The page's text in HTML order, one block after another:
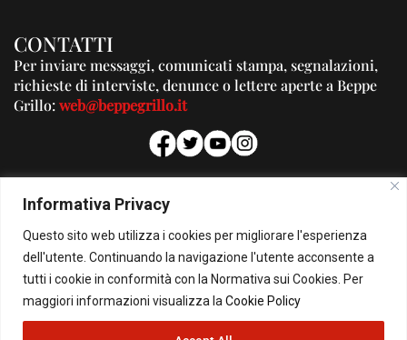
Informativa Privacy
Questo sito web utilizza i cookies per migliorare l'esperienza
dell'utente. Continuando la navigazione l'utente acconsente a
tutti i cookie in conformità con la Normativa sui Cookies. Per
maggiori informazioni visualizza la Cookie Policy
CONTATTI
Per inviare messaggi, comunicati stampa, segnalazioni,
richieste di interviste, denunce o lettere aperte a Beppe
Grillo:web@beppegrillo.it
PUBBLICITA'
Per la tua pubblicità su questo Blog:
pubblicita@beppegrillo.it